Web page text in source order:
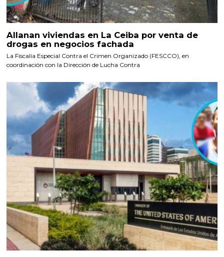
Allanan viviendas en La Ceiba por venta de
drogas en negocios fachada
La Fiscalía Especial Contra el Crimen Organizado (FESCCO), en
coordinación con la Dirección de Lucha Contra